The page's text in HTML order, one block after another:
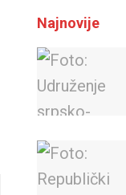
Najnovije